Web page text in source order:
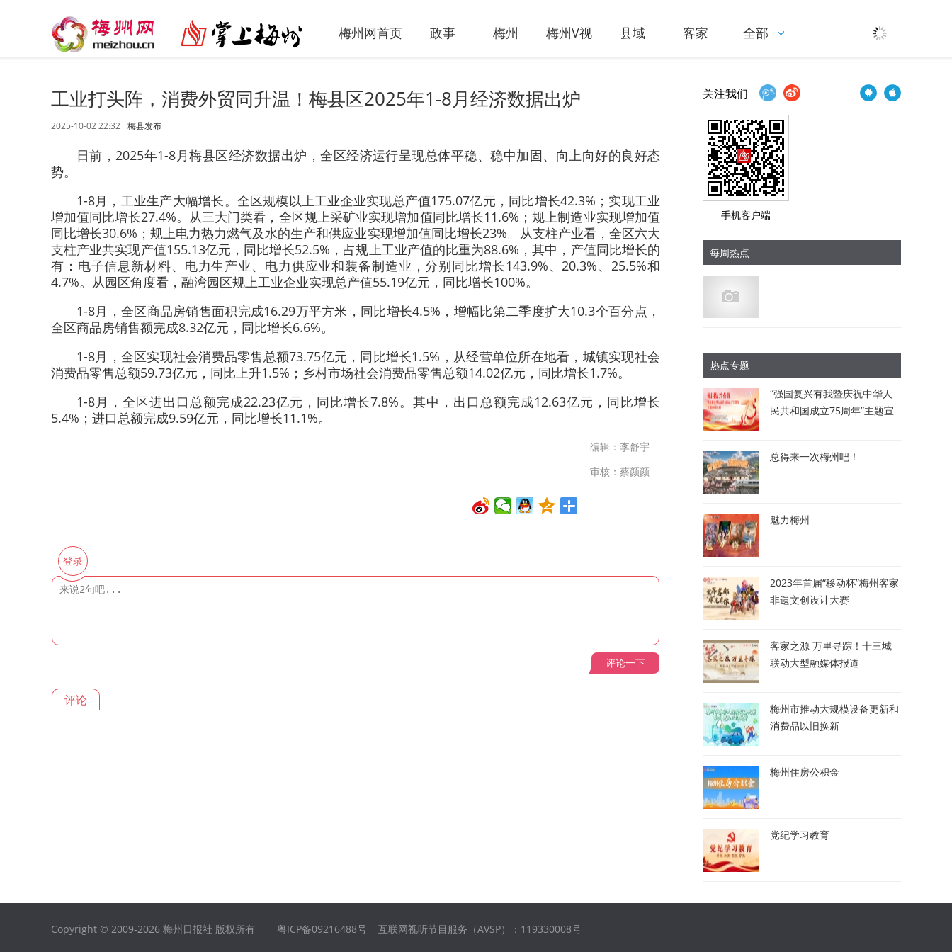
梅州网首页 政事 梅州 梅州V视 县域 客家 全部
工业打头阵，消费外贸同升温！梅县区2025年1-8月经济数据出炉
2025-10-02 22:32 梅县发布
日前，2025年1-8月梅县区经济数据出炉，全区经济运行呈现总体平稳、稳中加固、向上向好的良好态
势。
1-8月，工业生产大幅增长。全区规模以上工业企业实现总产值175.07亿元，同比增长42.3%；实现工业
增加值同比增长27.4%。从三大门类看，全区规上采矿业实现增加值同比增长11.6%；规上制造业实现增加值
同比增长30.6%；规上电力热力燃气及水的生产和供应业实现增加值同比增长23%。从支柱产业看，全区六大
支柱产业共实现产值155.13亿元，同比增长52.5%，占规上工业产值的比重为88.6%，其中，产值同比增长的
有：电子信息新材料、电力生产业、电力供应业和装备制造业，分别同比增长143.9%、20.3%、25.5%和
4.7%。从园区角度看，融湾园区规上工业企业实现总产值55.19亿元，同比增长100%。
1-8月，全区商品房销售面积完成16.29万平方米，同比增长4.5%，增幅比第二季度扩大10.3个百分点，
全区商品房销售额完成8.32亿元，同比增长6.6%。
1-8月，全区实现社会消费品零售总额73.75亿元，同比增长1.5%，从经营单位所在地看，城镇实现社会
消费品零售总额59.73亿元，同比上升1.5%；乡村市场社会消费品零售总额14.02亿元，同比增长1.7%。
1-8月，全区进出口总额完成22.23亿元，同比增长7.8%。其中，出口总额完成12.63亿元，同比增长
5.4%；进口总额完成9.59亿元，同比增长11.1%。
编辑：李舒宇
审核：蔡颜颜
登录
评论一下
评论
关注我们
手机客户端
每周热点
热点专题
“强国复兴有我暨庆祝中华人
民共和国成立75周年”主题宣
总得来一次梅州吧！
魅力梅州
2023年首届“移动杯”梅州客家
非遗文创设计大赛
客家之源 万里寻踪！十三城
联动大型融媒体报道
梅州市推动大规模设备更新和
消费品以旧换新
梅州住房公积金
党纪学习教育
Copyright © 2009-2026 梅州日报社 版权所有 粤ICP备09216488号 互联网视听节目服务（AVSP）：119330008号